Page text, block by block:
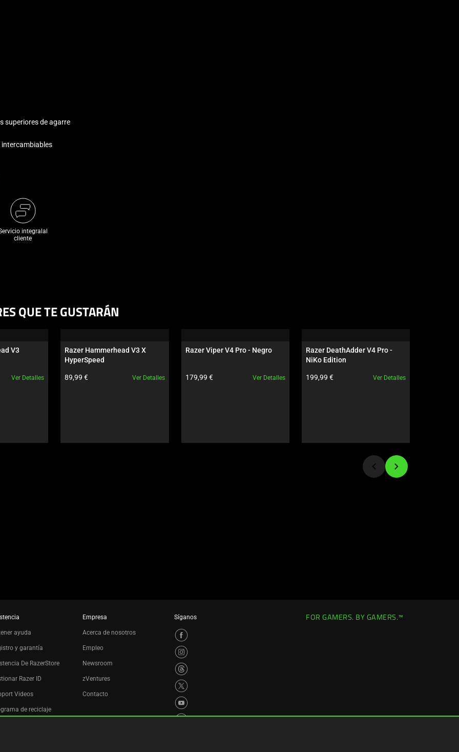
superiores de agarre
intercambiables
integralal
cliente
QUE TE GUSTARÁN
V3
Ver Detalles
Razer Hammerhead V3 X
HyperSpeed
Precio del producto:
89,99 € Ver Detalles
Razer Viper V4 Pro - Negro
Precio del producto:
179,99 € Ver Detalles
Razer DeathAdder V4 Pro -
NiKo Edition
Precio del producto:
199,99 € Ver Detalles
ayuda
y garantía
De RazerStore
Razer ID
Videos
de reciclaje
Empresa
Acerca de nosotros
Empleo
Newsroom
zVentures
Contacto
Síganos FOR GAMERS. BY GAMERS.™